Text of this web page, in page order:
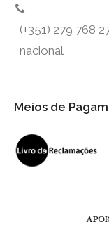
(+351) 279 768
nacional
Meios de